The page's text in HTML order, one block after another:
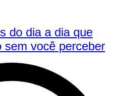
do dia a dia que
sem você perceber